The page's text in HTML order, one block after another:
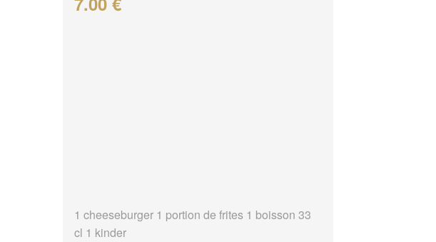
1 cheeseburger 1 portion de frites 1 boisson 33
cl 1 kinder